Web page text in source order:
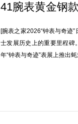
41腕表黄金钢款
[腕表之家2026“钟表与奇迹
士发展历史上的重要里程碑
年“钟表与奇迹”表展上推出